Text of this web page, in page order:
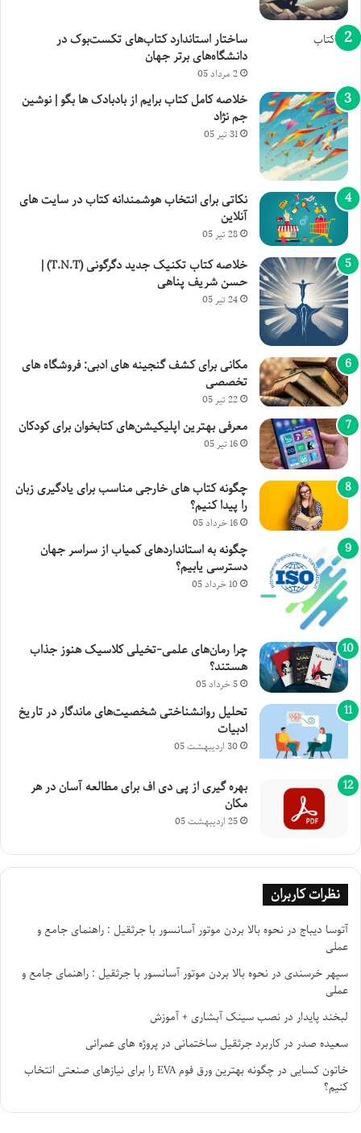
ساختار استاندارد کتاب‌های تکست‌بوک در
دانشگاه‌های برتر جهان
2 مرداد 05
خلاصه کامل کتاب برایم از بادبادک ها بگو | نوشین
جم نژاد
31 تیر 05
نکاتی برای انتخاب هوشمندانه کتاب در سایت های
آنلاین
28 تیر 05
خلاصه کتاب تکنیک جدید دگرگونی (T.N.T) |
حسن شریف پناهی
24 تیر 05
مکانی برای کشف گنجینه های ادبی: فروشگاه های
تخصصی
22 تیر 05
معرفی بهترین اپلیکیشن‌های کتابخوان برای کودکان
16 تیر 05
چگونه کتاب های خارجی مناسب برای یادگیری زبان
را پیدا کنیم؟
16 خرداد 05
چگونه به استانداردهای کمیاب از سراسر جهان
دسترسی یابیم؟
10 خرداد 05
چرا رمان‌های علمی-تخیلی کلاسیک هنوز جذاب
هستند؟
5 خرداد 05
تحلیل روانشناختی شخصیت‌های ماندگار در تاریخ
ادبیات
30 اردیبهشت 05
بهره گیری از پی دی اف برای مطالعه آسان در هر
مکان
25 اردیبهشت 05
نظرات کاربران
آتوسا دیباج درنحوه بالا بردن موتور آسانسور با جرثقیل : راهنمای جامع و
عملی
سپهر خرسندی درنحوه بالا بردن موتور آسانسور با جرثقیل : راهنمای جامع و
عملی
لبخند پایدار درنصب سینک آبشاری + آموزش
سعیده صدر درکاربرد جرثقیل ساختمانی در پروژه های عمرانی
خاتون کسایی در
چگونه بهترین ورق فوم EVA را برای نیازهای صنعتی انتخاب
کنیم؟